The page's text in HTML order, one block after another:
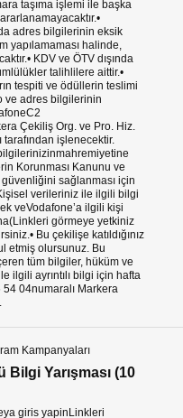
taşıma işlemi ile başka
adres bilgilerinin eksik
yapılamaması halinde,
KDV ve ÖTV dışında
talihlilere aittir.•
tespiti ve ödüllerin teslimi
ve adres bilgilerinin
Çekiliş Org. ve Pro. Hiz.
işlenecektir.
Korunması Kanunu ve
sağlanması için
verileriniz ile ilgili bilgi
veVodafone’a ilgili kişi
görmeye yetkiniz
Bu çekilişe katıldığınız
etmiş olursunuz. Bu
tüm bilgiler, hüküm ve
ilgili ayrıntılı bilgi için hafta
04numaralı Markera
Kampanyaları
Yarışması (10
giris yapinLinkleri